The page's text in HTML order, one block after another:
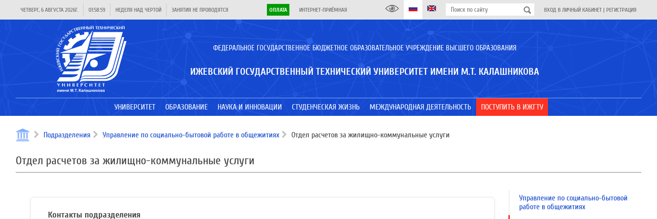
ЧЕТВЕРГ, 6 АВГУСТА 2026Г. 01:58:59 НЕДЕЛЯ НАД ЧЕРТОЙ ЗАНЯТИЯ НЕ ПРОВОДЯТСЯ ОПЛАТА ИНТЕРНЕТ-ПРИЁМНАЯ ВХОД В ЛИЧНЫЙ КАБИНЕТ | РЕГИСТРАЦИЯ
ФЕДЕРАЛЬНОЕ ГОСУДАРСТВЕННОЕ БЮДЖЕТНОЕ ОБРАЗОВАТЕЛЬНОЕ УЧРЕЖДЕНИЕ ВЫСШЕГО ОБРАЗОВАНИЯ
ИЖЕВСКИЙ ГОСУДАРСТВЕННЫЙ ТЕХНИЧЕСКИЙ УНИВЕРСИТЕТ ИМЕНИ М.Т. КАЛАШНИКОВА
УНИВЕРСИТЕТ ОБРАЗОВАНИЕ НАУКА И ИННОВАЦИИ СТУДЕНЧЕСКАЯ ЖИЗНЬ МЕЖДУНАРОДНАЯ ДЕЯТЕЛЬНОСТЬ ПОСТУПИТЬ В ИЖГТУ
Подразделения Управление по социально-бытовой работе в общежитиях Отдел расчетов за жилищно-коммунальные услуги
Отдел расчетов за жилищно-коммунальные услуги
Контакты подразделения
Управление по социально-бытовой
работе в общежитиях